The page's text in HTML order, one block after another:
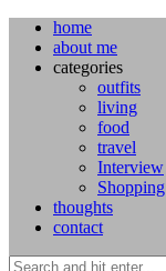
home
about me
categories
outfits
living
food
travel
Interview
Shopping
thoughts
contact